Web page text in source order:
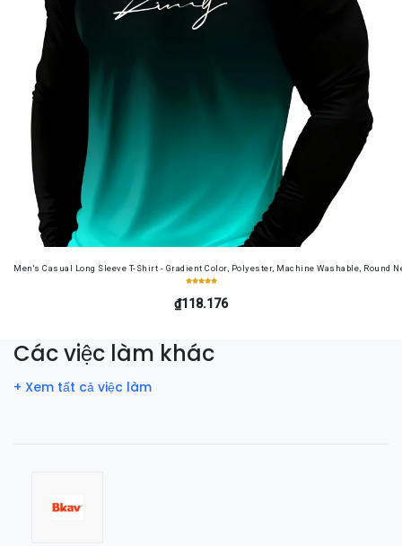
Men's Casual Long Sleeve T-Shirt - Gradient Color, Polyester, Machine Washable, Round
₫118.176
Các việc làm khác
+ Xem tất cả việc làm